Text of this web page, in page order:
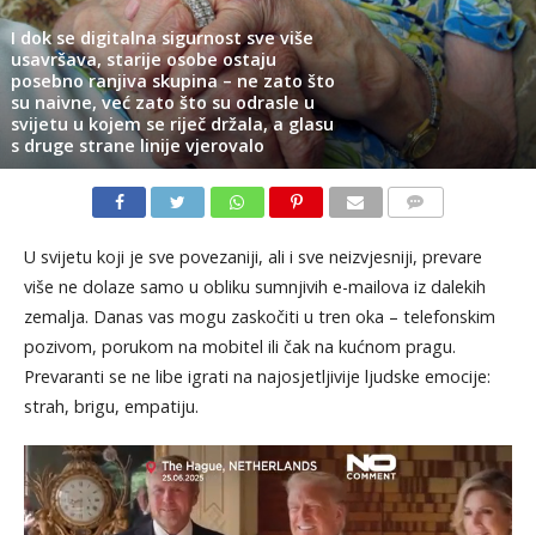
I dok se digitalna sigurnost sve više
usavršava, starije osobe ostaju
posebno ranjiva skupina – ne zato što
su naivne, već zato što su odrasle u
svijetu u kojem se riječ držala, a glasu
s druge strane linije vjerovalo
U svijetu koji je sve povezaniji, ali i sve neizvjesniji, prevare
više ne dolaze samo u obliku sumnjivih e-mailova iz dalekih
zemalja. Danas vas mogu zaskočiti u tren oka – telefonskim
pozivom, porukom na mobitel ili čak na kućnom pragu.
Prevaranti se ne libe igrati na najosjetljivije ljudske emocije:
strah, brigu, empatiju.